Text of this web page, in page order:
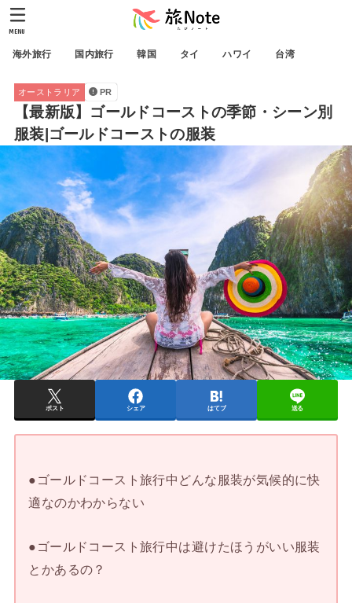
海外旅行 国内旅行 韓国 タイ ハワイ 台湾
MENU
オーストラリア PR
【最新版】ゴールドコーストの季節・シーン別
服装|ゴールドコーストの服装
ポスト シェア はてブ 送る
●ゴールドコースト旅行中どんな服装が気候的に快
適なのかわからない
●ゴールドコースト旅行中は避けたほうがいい服装
とかあるの？